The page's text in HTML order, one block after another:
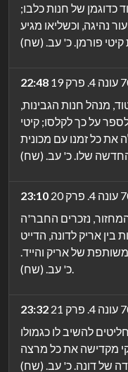
כדוגמן של חנות כלבו;
נהיגה, וכשליאו מגיע
22:48
מנהל חנות הגבינות,
על כך לקלסו; קיטי
כל זמנו עם מכונית
23:10
נזכרים החבר'ה
בין אריק לדונה, הדייט
של אריק והייד.
כ' עב. (שח).
23:32
להשיב לו כגמולו
מקדישה את כל מרצה